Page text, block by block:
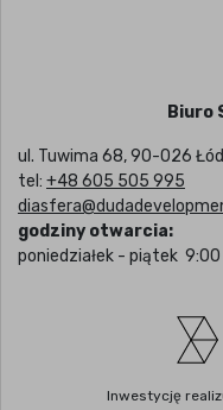
Biuro
ul. Tuwima 68, 90-026
tel: +48 605 505 995
godziny otwarcia:
poniedziałek - piątek 9:00
Inwestycję